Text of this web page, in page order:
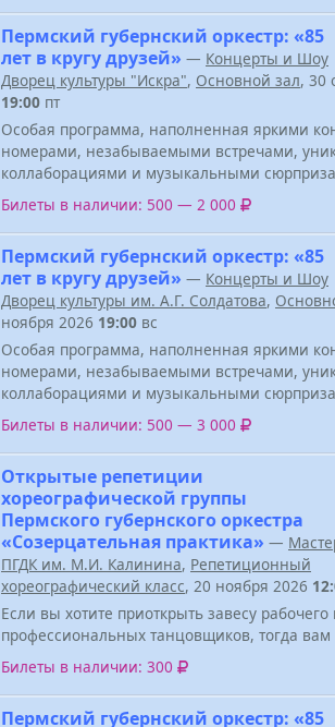
Пермский губернский оркестр: «85
лет в кругу друзей» — Концерты и Шоу
Дворец культуры "Искра", Основной зал, 30
19:00 пт
Особая программа, наполненная яркими
номерами, незабываемыми встречами,
коллаборациями и музыкальными
Билеты в наличии: 500 — 2 000
Пермский губернский оркестр: «85
лет в кругу друзей» — Концерты и Шоу
Дворец культуры им. А.Г. Солдатова,
ноября 2026 19:00 вс
Особая программа, наполненная яркими
номерами, незабываемыми встречами,
коллаборациями и музыкальными
Билеты в наличии: 500 — 3 000
Открытые репетиции
хореографической группы
Пермского губернского оркестра
«Созерцательная практика» —
ПГДК им. М.И. Калинина, Репетиционный
хореографический класс, 20 ноября 2026
Если вы хотите приоткрыть завесу рабочего
профессиональных танцовщиков, тогда
Билеты в наличии: 300
Пермский губернский оркестр: «85